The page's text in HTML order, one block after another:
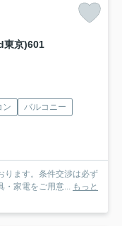
東京)601
ン
バルコニー
ります。条件交渉は必ず
・家電をご用意... もっと